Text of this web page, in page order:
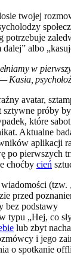
twojej
potrzebuje
albo
w
Kasia,
avatar,
sztywne próby
które
Aktualne
aplikacji
po pierwszych
choćby cień
(tzw.
przed
bez podstawy
typu „Hej, co
lub zbyt
i jego
o spotkanie